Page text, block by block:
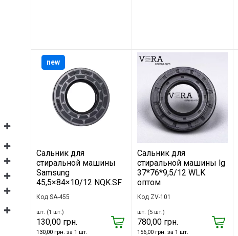
Сальник для
стиральной машины
Samsung
45,5×84×10/12 NQK.SF
Код SA-455
шт. (1 шт.)
130,00 грн.
130,00 грн. за 1 шт.
new
Сальник для
стиральной машины lg
37*76*9,5/12 WLK
оптом
Код ZV-101
шт. (5 шт.)
780,00 грн.
156,00 грн. за 1 шт.